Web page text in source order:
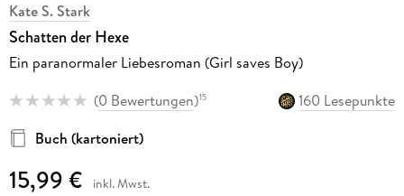
Kate S. Stark
Schatten der Hexe
Ein paranormaler Liebesroman (Girl saves Boy)
(0 Bewertungen)15
160 Lesepunkte
Buch (kartoniert)
15,99 € inkl. Mwst.